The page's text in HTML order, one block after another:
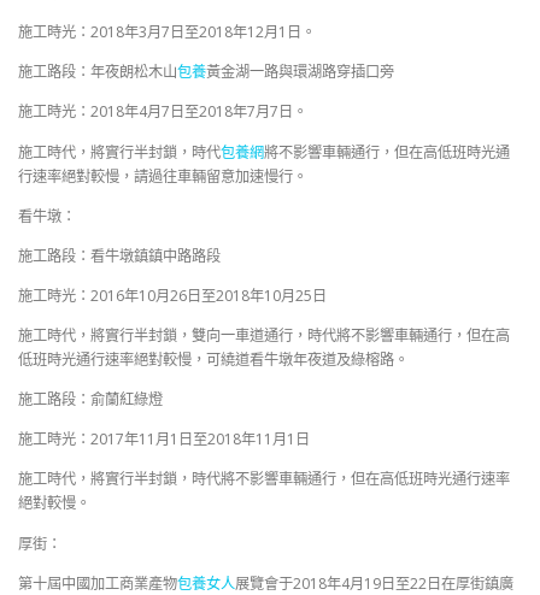
施工時光：2018年3月7日至2018年12月1日。
施工路段：年夜朗松木山包養黃金湖一路與環湖路穿插口旁
施工時光：2018年4月7日至2018年7月7日。
施工時代，將實行半封鎖，時代包養網將不影響車輛通行，但在高低班時光通
行速率絕對較慢，請過往車輛留意加速慢行。
看牛墩：
施工路段：看牛墩鎮鎮中路路段
施工時光：2016年10月26日至2018年10月25日
施工時代，將實行半封鎖，雙向一車道通行，時代將不影響車輛通行，但在高
低班時光通行速率絕對較慢，可繞道看牛墩年夜道及綠榕路。
施工路段：俞蘭紅綠燈
施工時光：2017年11月1日至2018年11月1日
施工時代，將實行半封鎖，時代將不影響車輛通行，但在高低班時光通行速率
絕對較慢。
厚街：
第十屆中國加工商業產物包養女人展覽會于2018年4月19日至22日在厚街鎮廣